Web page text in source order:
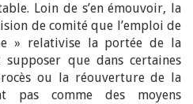
Loin de s’en émouvoir, la
de comité que l’emploi de
» relativise la portée de la
supposer que dans certaines
ou la réouverture de la
pas comme des moyens